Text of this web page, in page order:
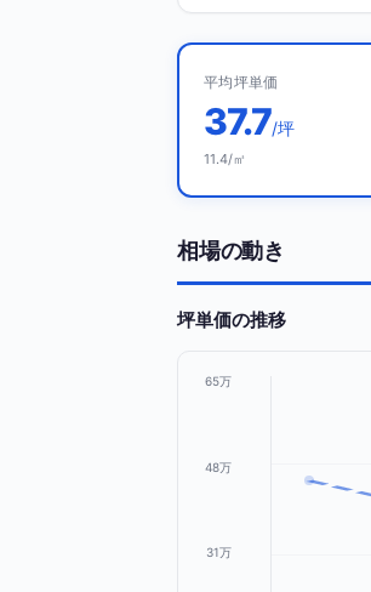
平均坪単価
37.7/坪
11.4/㎡
相場の動き
坪単価の推移
65万
48万
31万